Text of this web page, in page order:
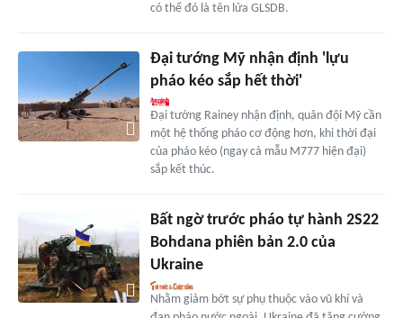
có thể đó là tên lửa GLSDB.
Đại tướng Mỹ nhận định 'lựu
pháo kéo sắp hết thời'
Đại tướng Rainey nhận định, quân đội Mỹ cần
một hệ thống pháo cơ động hơn, khi thời đại
của pháo kéo (ngay cả mẫu M777 hiện đại)
sắp kết thúc.
Bất ngờ trước pháo tự hành 2S22
Bohdana phiên bản 2.0 của
Ukraine
Nhằm giảm bớt sự phụ thuộc vào vũ khí và